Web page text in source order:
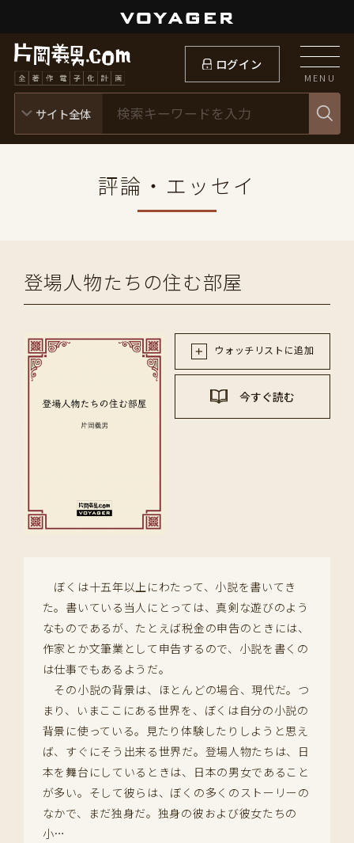
ログイン
MENU
評論・エッセイ
登場人物たちの住む部屋
ウォッチリストに追加
今すぐ読む
ぼくは十五年以上にわたって、小説を書いてき
た。書いている当人にとっては、真剣な遊びのよう
なものであるが、たとえば税金の申告のときには、
作家とか文筆業として申告するので、小説を書くの
は仕事でもあるようだ。
その小説の背景は、ほとんどの場合、現代だ。つ
まり、いまここにある世界を、ぼくは自分の小説の
背景に使っている。見たり体験したりしようと思え
ば、すぐにそう出来る世界だ。登場人物たちは、日
本を舞台にしているときは、日本の男女であること
が多い。そして彼らは、ぼくの多くのストーリーの
なかで、まだ独身だ。独身の彼および彼女たちの
小…